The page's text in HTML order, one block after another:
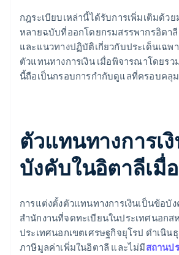
กฎระเบียบเหล่านี้ได้รับการเพิ่มเติมด้ว
หลายฉบับที่ออกโดยกรมสรรพากรอิตา
และแนวทางปฏิบัติเกี่ยวกับประเด็นเฉพ
ตัวแทนทางการเงิน เมื่อพิจารณาโดยรว
นี้ถือเป็นกรอบการกำกับดูแลที่ครอบคลุ
ตัวแทนทางการเ
บังคับในอิตาลีเมื่
การแต่งตั้งตัวแทนทางการเงินเป็นข้อบั
สำนักงานที่จดทะเบียนในประเทศนอกส
ประเทศนอกเขตเศรษฐกิจยุโรป ดำเนิน
ภาษีมูลค่าเพิ่มในอิตาลี และไม่มีสถานป